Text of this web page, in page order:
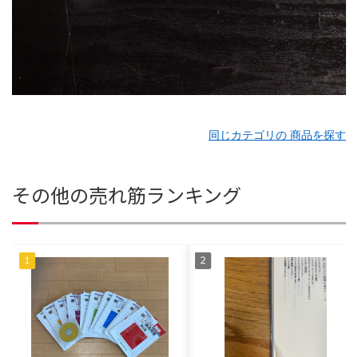
同じカテゴリの 商品を探す
その他の売れ筋ランキング